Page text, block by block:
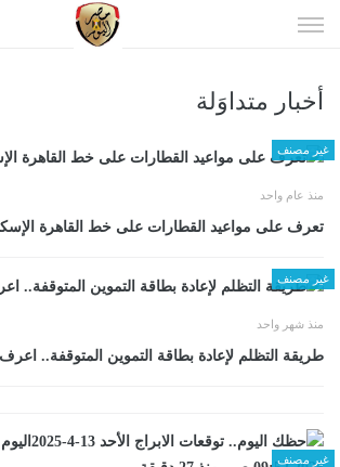
الى
أخبار متداوَلة
غير مصنف
منذ عام واحد
تعرف على مواعيد القطارات على خط القاهرة
غير مصنف
منذ شهر واحد
طريقة التظلم لإعادة بطاقة التموين المتوقفة..
غير مصنف